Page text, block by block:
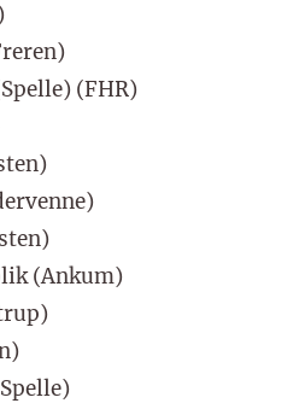
(FHR)
(Ankum)